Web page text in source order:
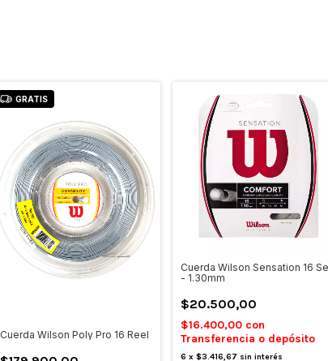
GRATIS
Cuerda Wilson Poly Pro 16 Reel
Cuerda Wilson Sensation 16
- 1.30mm
$20.500,00
$16.400,00 con
Transferencia o depósito
6 x$3.416,67 sin interés